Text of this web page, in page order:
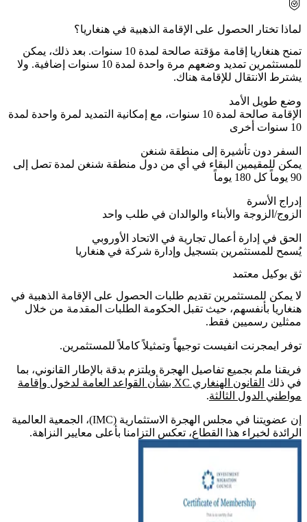
لماذا تختار الحصول على الإقامة الذهبية في هنغاريا؟
تمنح هنغاريا إقامة مؤقتة صالحة لمدة 10 سنوات. بعد ذلك، يمكن
للمستثمرين تمديد وضعهم مرة واحدة لمدة 10 سنوات إضافية. ولا
يشترط الانتقال للإقامة هناك.
وضع طويل الأمد
الإقامة صالحة لمدة 10 سنوات، مع إمكانية التمديد لمرة واحدة لمدة
10 سنوات أخرى
السفر دون تأشيرة إلى منطقة شنغن
يمكن للمقيمين البقاء في أي من دول منطقة شنغن لمدة تصل إلى
90 يوماً كل 180 يوماً
إدراج الأسرة
الزوج/الزوجة والأبناء والوالدان في طلب واحد
الحق في إدارة أعمال تجارية في الاتحاد الأوروبي
يُسمح للمستثمرين بتسجيل وإدارة شركة في هنغاريا
ثق بوكيل معتمد
لا يمكن للمستثمرين تقديم طلبات الحصول على الإقامة الذهبية في
هنغاريا بأنفسهم، حيث تقبل الحكومة الطلبات المقدمة من خلال
ممثلين رسميين فقط.
توفر ايمجرنت انفيست توجيهاً وتمثيلاً كاملاً للمستثمرين.
فريقنا ملم بجميع تفاصيل الهجرة ويلتزم بدقة بالإطار القانوني، بما
في ذلك
القانون الهنغاري XC بشأن القواعد العامة لدخول وإقامة
مواطني الدول الثالثة.
إن عضويتنا في مجلس الهجرة الاستثمارية (IMC)، الجمعية العالمية
الرائدة لخبراء هذا القطاع، تعكس التزامنا بأعلى معايير النزاهة.